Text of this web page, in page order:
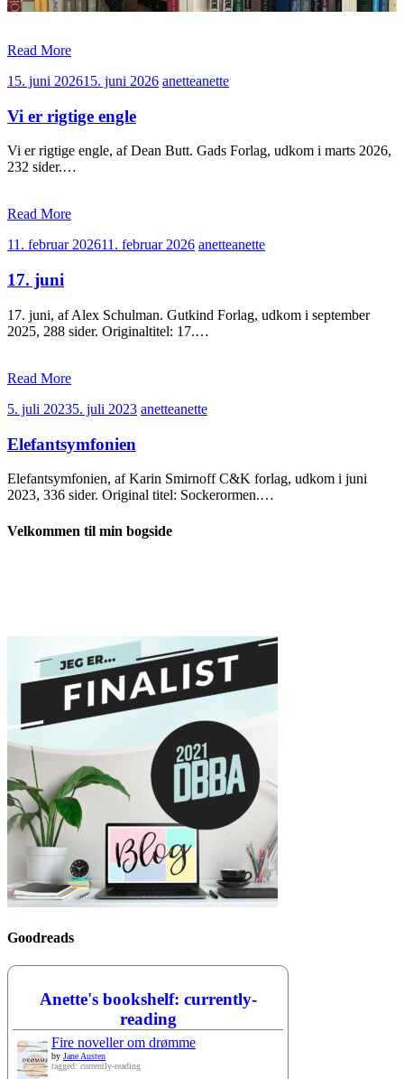
Read More
15. juni 202615. juni 2026 anetteanette
Vi er rigtige engle
Vi er rigtige engle, af Dean Butt. Gads Forlag, udkom i marts 2026,
232 sider.…
Read More
11. februar 202611. februar 2026 anetteanette
17. juni
17. juni, af Alex Schulman. Gutkind Forlag, udkom i september
2025, 288 sider. Originaltitel: 17.…
Read More
5. juli 20235. juli 2023 anetteanette
Elefantsymfonien
Elefantsymfonien, af Karin Smirnoff C&K forlag, udkom i juni
2023, 336 sider. Original titel: Sockerormen.…
Velkommen til min bogside
Goodreads
Anette's bookshelf: currently-
reading
Fire noveller om drømme
by Jane Austen
tagged: currently-reading